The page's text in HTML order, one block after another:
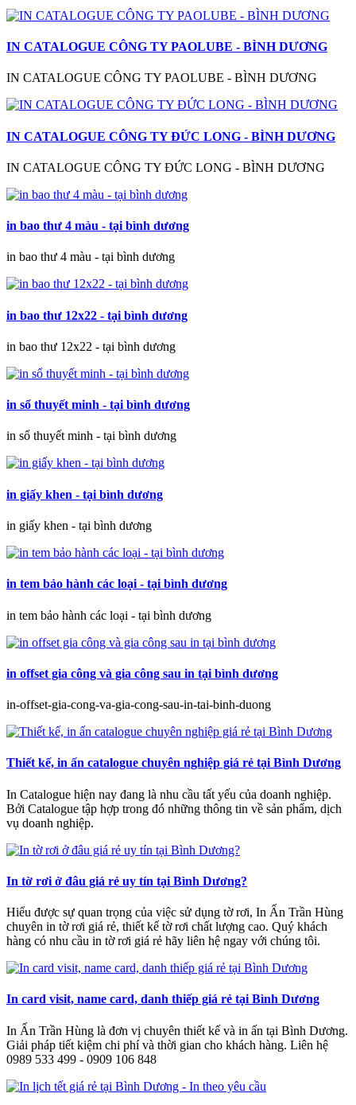
IN CATALOGUE CÔNG TY PAOLUBE - BÌNH DƯƠNG
IN CATALOGUE CÔNG TY PAOLUBE - BÌNH DƯƠNG
IN CATALOGUE CÔNG TY ĐỨC LONG - BÌNH DƯƠNG
IN CATALOGUE CÔNG TY ĐỨC LONG - BÌNH DƯƠNG
in bao thư 4 màu - tại bình dương
in bao thư 4 màu - tại bình dương
in bao thư 12x22 - tại bình dương
in bao thư 12x22 - tại bình dương
in sổ thuyết minh - tại bình dương
in sổ thuyết minh - tại bình dương
in giấy khen - tại bình dương
in giấy khen - tại bình dương
in tem bảo hành các loại - tại bình dương
in tem bảo hành các loại - tại bình dương
in offset gia công và gia công sau in tại bình dương
in-offset-gia-cong-va-gia-cong-sau-in-tai-binh-duong
Thiết kế, in ấn catalogue chuyên nghiệp giá rẻ tại Bình Dương
In Catalogue hiện nay đang là nhu cầu tất yếu của doanh nghiệp.
Bởi Catalogue tập hợp trong đó những thông tin về sản phẩm, dịch
vụ doanh nghiệp.
In tờ rơi ở đâu giá rẻ uy tín tại Bình Dương?
Hiểu được sự quan trọng của việc sử dụng tờ rơi, In Ấn Trần Hùng
chuyên in tờ rơi giá rẻ, thiết kế tờ rơi chất lượng cao. Quý khách
hàng có nhu cầu in tờ rơi giá rẻ hãy liên hệ ngay với chúng tôi.
In card visit, name card, danh thiếp giá rẻ tại Bình Dương
In Ấn Trần Hùng là đơn vị chuyên thiết kế và in ấn tại Bình Dương.
Giải pháp tiết kiệm chi phí và thời gian cho khách hàng. Liên hệ
0989 533 499 - 0909 106 848